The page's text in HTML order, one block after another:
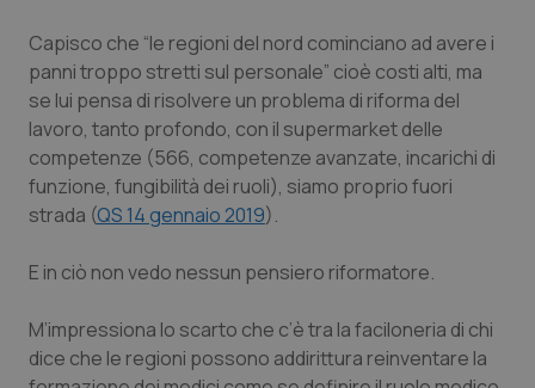
Capisco che “le regioni del nord cominciano ad avere i
panni troppo stretti sul personale” cioè costi alti, ma
se lui pensa di risolvere un problema di riforma del
lavoro, tanto profondo, con il supermarket delle
competenze (566, competenze avanzate, incarichi di
funzione, fungibilità dei ruoli), siamo proprio fuori
strada (QS 14 gennaio 2019).
E in ciò non vedo nessun pensiero riformatore.
M’impressiona lo scarto che c’è tra la faciloneria di chi
dice che le regioni possono addirittura reinventare la
__Secure-YNID
.youtube.com
5 mesi 4
.youtube.com